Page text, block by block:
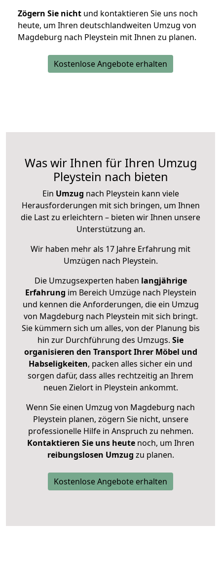
Zögern Sie nicht und kontaktieren Sie uns noch
heute, um Ihren deutschlandweiten Umzug von
Magdeburg nach Pleystein mit Ihnen zu planen.
Kostenlose Angebote erhalten
Was wir Ihnen für Ihren Umzug
Pleystein nach bieten
Ein Umzug nach Pleystein kann viele
Herausforderungen mit sich bringen, um Ihnen
die Last zu erleichtern – bieten wir Ihnen unsere
Unterstützung an.
Wir haben mehr als 17 Jahre Erfahrung mit
Umzügen nach Pleystein.
Die Umzugsexperten haben langjährige
Erfahrung im Bereich Umzüge nach Pleystein
und kennen die Anforderungen, die ein Umzug
von Magdeburg nach Pleystein mit sich bringt.
Sie kümmern sich um alles, von der Planung bis
hin zur Durchführung des Umzugs. Sie
organisieren den Transport Ihrer Möbel und
Habseligkeiten, packen alles sicher ein und
sorgen dafür, dass alles rechtzeitig an Ihrem
neuen Zielort in Pleystein ankommt.
Wenn Sie einen Umzug von Magdeburg nach
Pleystein planen, zögern Sie nicht, unsere
professionelle Hilfe in Anspruch zu nehmen.
Kontaktieren Sie uns heutenoch, um Ihren
reibungslosen Umzug zu planen.
Kostenlose Angebote erhalten